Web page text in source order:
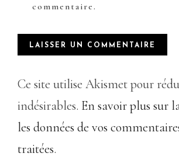
commentaire.
Ce site utilise Akismet pour
indésirables. En savoir plus sur
les données de vos
traitées.